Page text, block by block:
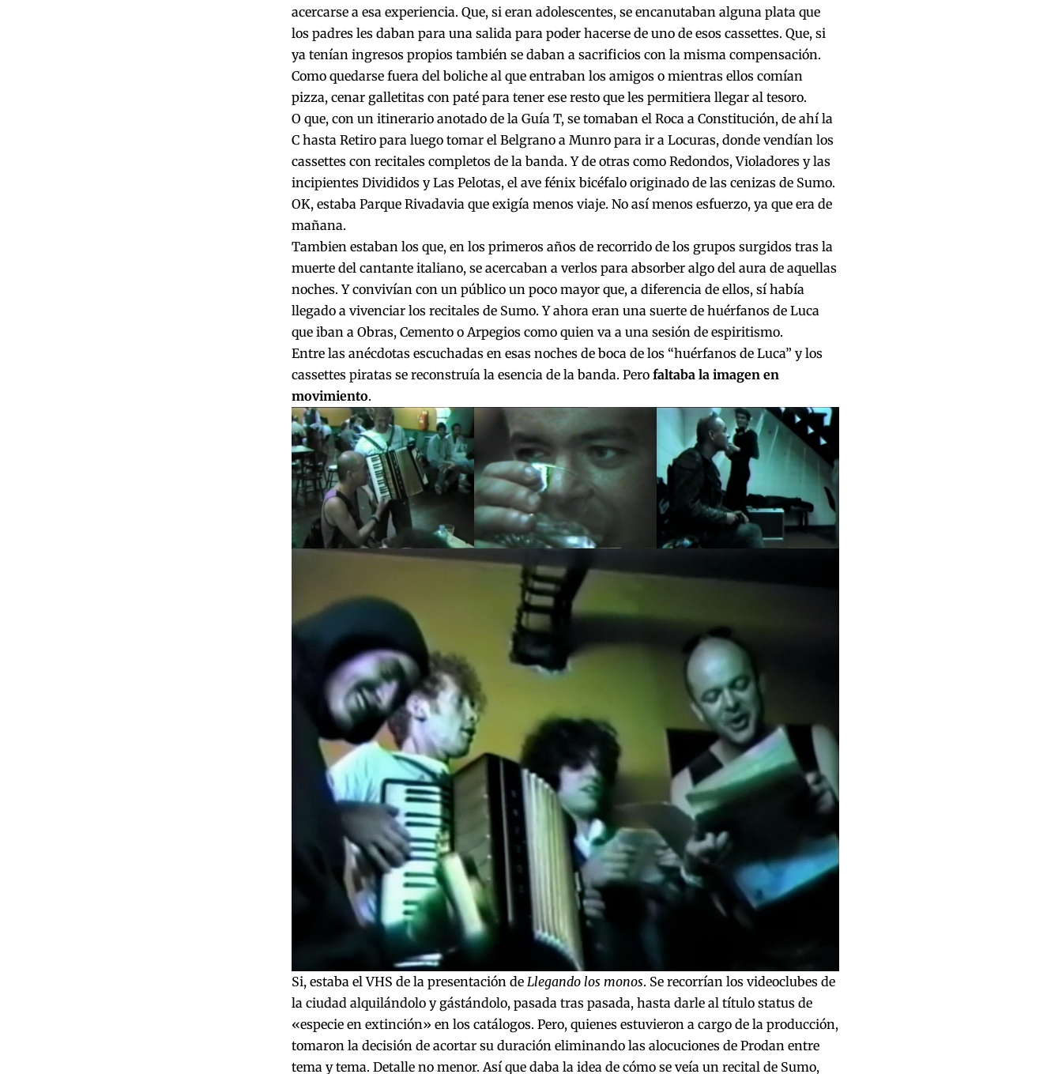
acercarse a esa experiencia. Que, si eran adolescentes, se encanutaban alguna plata que
los padres les daban para una salida para poder hacerse de uno de esos cassettes. Que, si
ya tenían ingresos propios también se daban a sacrificios con la misma compensación.
Como quedarse fuera del boliche al que entraban los amigos o mientras ellos comían
pizza, cenar galletitas con paté para tener ese resto que les permitiera llegar al tesoro.
O que, con un itinerario anotado de la Guía T, se tomaban el Roca a Constitución, de ahí la
C hasta Retiro para luego tomar el Belgrano a Munro para ir a Locuras, donde vendían los
cassettes con recitales completos de la banda. Y de otras como Redondos, Violadores y las
incipientes Divididos y Las Pelotas, el ave fénix bicéfalo originado de las cenizas de Sumo.
OK, estaba Parque Rivadavia que exigía menos viaje. No así menos esfuerzo, ya que era de
mañana.
Tambien estaban los que, en los primeros años de recorrido de los grupos surgidos tras la
muerte del cantante italiano, se acercaban a verlos para absorber algo del aura de aquellas
noches. Y convivían con un público un poco mayor que, a diferencia de ellos, sí había
llegado a vivenciar los recitales de Sumo. Y ahora eran una suerte de huérfanos de Luca
que iban a Obras, Cemento o Arpegios como quien va a una sesión de espiritismo.
Entre las anécdotas escuchadas en esas noches de boca de los “huérfanos de Luca” y los
cassettes piratas se reconstruía la esencia de la banda. Pero faltaba la imagen en
movimiento.
Si, estaba el VHS de la presentación de Llegando los monos. Se recorrían los videoclubes de
la ciudad alquilándolo y gástándolo, pasada tras pasada, hasta darle al título status de
«especie en extinción» en los catálogos. Pero, quienes estuvieron a cargo de la producción,
tomaron la decisión de acortar su duración eliminando las alocuciones de Prodan entre
tema y tema. Detalle no menor. Así que daba la idea de cómo se veía un recital de Sumo,